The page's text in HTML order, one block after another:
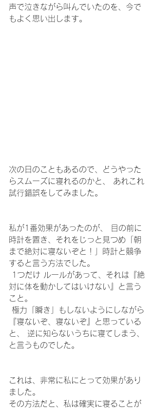
声で泣きながら叫んでいたのを、今で
もよく思い出します。
次の日のこともあるので、どうやった
らスムーズに寝れるのかと、 あれこれ
試行錯誤をしてみました。
私が1番効果があったのが、 目の前に
時計を置き、それをじっと見つめ「朝
まで絶対に寝ないぞと！」時計と競争
すると言う方法でした。
対に体を動かしてはいけない』と言う
こと。
『寝ないぞ、寝ないぞ』と思っている
と、 逆に知らないうちに寝てしまう、
と言うものでした。
これは、非常に私にとって効果があり
ました。
その方法だと、私は確実に寝ることが